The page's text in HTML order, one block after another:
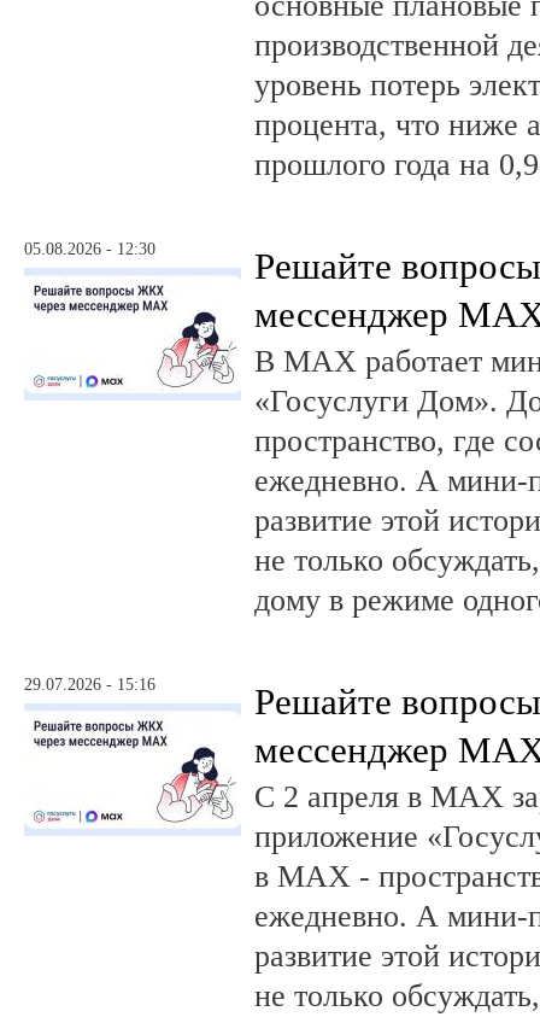
производственной
уровень потерь
процента, что ниже
прошлого года на
05.08.2026 - 12:30
Решайте
мессенджер
В MAX работает
«Госуслуги Дом».
пространство, где
ежедневно. А мини-
развитие этой
не только
дому в режиме
29.07.2026 - 15:16
Решайте
мессенджер
С 2 апреля в MAX
приложение
в MAX -
ежедневно. А мини-
развитие этой
не только